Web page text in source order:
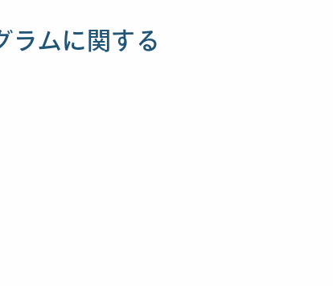
ラムに関する